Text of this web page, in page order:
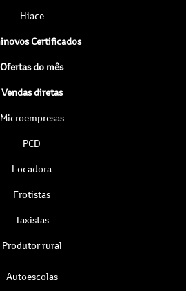
Hiace
Certificados
Ofertas do mês
Vendas diretas
Microempresas
PCD
Locadora
Frotistas
Taxistas
Produtor rural
Autoescolas